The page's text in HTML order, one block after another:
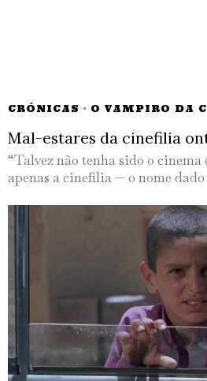
CRÓNICAS · O VAMPIRO DA
Mal-estares da cinefilia
“Talvez não tenha sido o cinema
apenas a cinefilia — o nome